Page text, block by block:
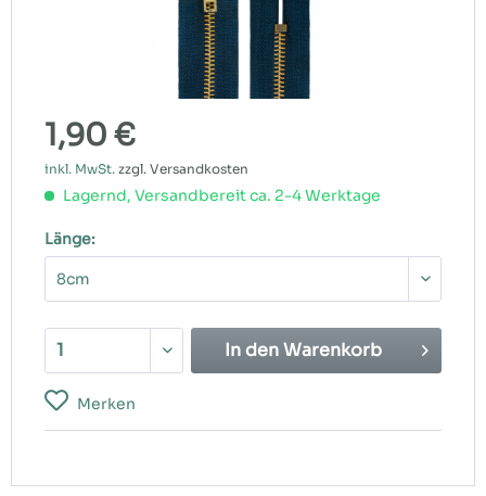
1,90 €
inkl. MwSt. zzgl. Versandkosten
Lagernd, Versandbereit ca. 2-4 Werktage
Länge:
In denWarenkorb
Merken